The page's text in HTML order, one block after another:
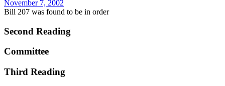
November 7, 2002
Bill 207 was found to be in order
Second Reading
Committee
Third Reading